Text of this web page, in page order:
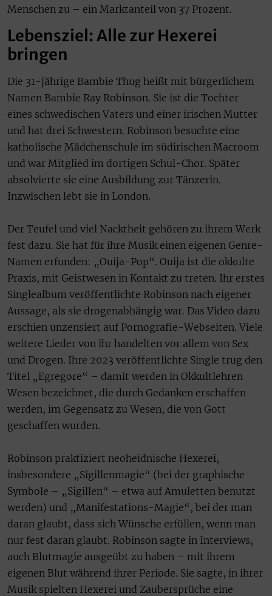
Menschen zu – ein Marktanteil von 37 Prozent.
Lebensziel: Alle zur Hexerei
bringen
Die 31-jährige Bambie Thug heißt mit bürgerlichem
Namen Bambie Ray Robinson. Sie ist die Tochter
eines schwedischen Vaters und einer irischen Mutter
und hat drei Schwestern. Robinson besuchte eine
katholische Mädchenschule im südirischen Macroom
und war Mitglied im dortigen Schul-Chor. Später
absolvierte sie eine Ausbildung zur Tänzerin.
Inzwischen lebt sie in London.
Der Teufel und viel Nacktheit gehören zu ihrem Werk
fest dazu. Sie hat für ihre Musik einen eigenen Genre-
Namen erfunden: „Ouija-Pop“. Ouija ist die okkulte
Praxis, mit Geistwesen in Kontakt zu treten. Ihr erstes
Singlealbum veröffentlichte Robinson nach eigener
Aussage, als sie drogenabhängig war. Das Video dazu
erschien unzensiert auf Pornografie-Webseiten. Viele
weitere Lieder von ihr handelten vor allem von Sex
und Drogen. Ihre 2023 veröffentlichte Single trug den
Titel „Egregore“ – damit werden in Okkultlehren
Wesen bezeichnet, die durch Gedanken erschaffen
werden, im Gegensatz zu Wesen, die von Gott
geschaffen wurden.
Robinson praktiziert neoheidnische Hexerei,
insbesondere „Sigillenmagie“ (bei der graphische
Symbole – „Sigillen“ – etwa auf Amuletten benutzt
werden) und „Manifestations-Magie“, bei der man
daran glaubt, dass sich Wünsche erfüllen, wenn man
nur fest daran glaubt. Robinson sagte in Interviews,
auch Blutmagie ausgeübt zu haben – mit ihrem
eigenen Blut während ihrer Periode. Sie sagte, in ihrer
Musik spielten Hexerei und Zaubersprüche eine